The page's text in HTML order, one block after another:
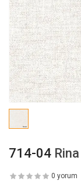
714-04
0 yorum